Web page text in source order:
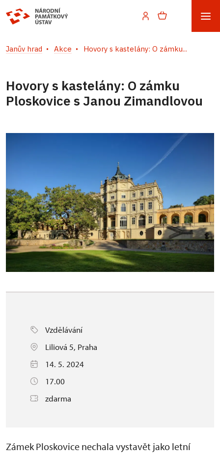
Janův hrad Akce Hovory s kastelány: O zámku...
Hovory s kastelány: O zámku
Ploskovice s Janou Zimandlovou
Vzdělávání
Liliová 5, Praha
14. 5. 2024
17.00
zdarma
Zámek Ploskovice nechala vystavět jako letní